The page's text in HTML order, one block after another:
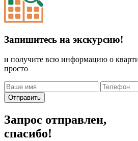
Запишитесь на экскурсию!
и получите всю информацию о
просто
Отправить
Запрос отправлен,
спасибо!